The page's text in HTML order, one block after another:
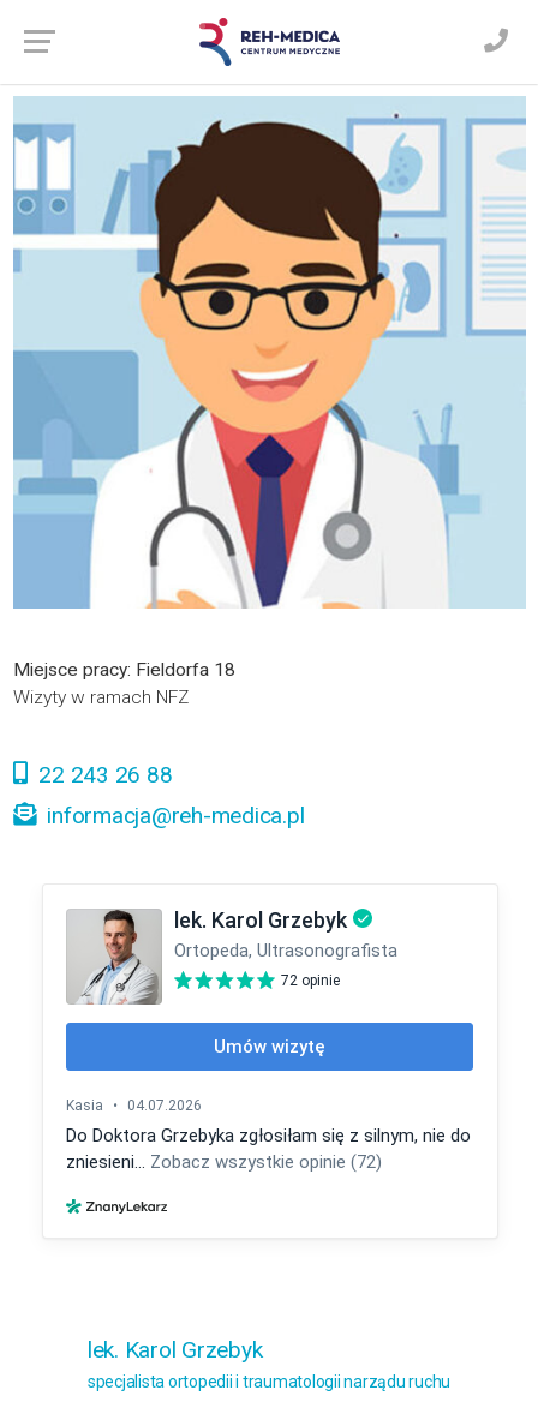
Miejsce pracy: Fieldorfa 18
Wizyty w ramach NFZ
22 243 26 88
informacja@reh-medica.pl
lek. Karol Grzebyk
specjalista ortopedii i traumatologii narządu ruchu